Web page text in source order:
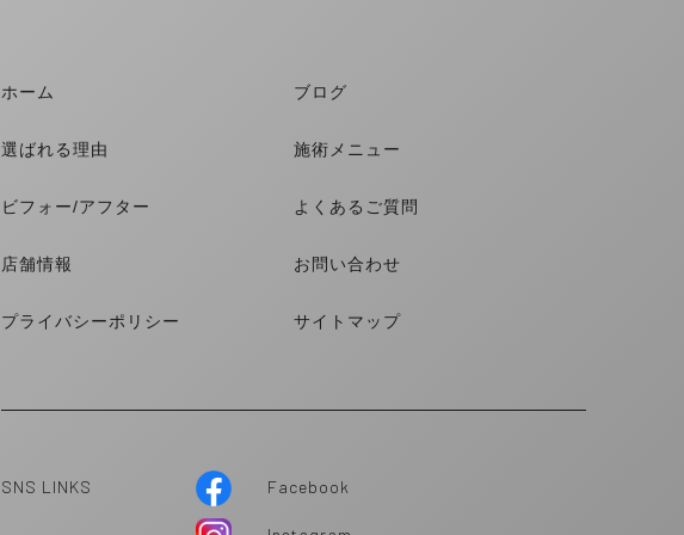
ホーム ブログ
選ばれる理由 施術メニュー
ビフォー/アフター よくあるご質問
店舗情報 お問い合わせ
プライバシーポリシー サイトマップ
SNS LINKS Facebook